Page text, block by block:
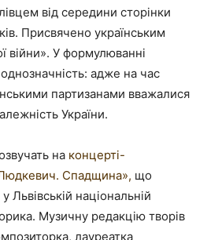
від середини сторінки
Присвячено українським
війни». У формулюванні
адже на час
партизанами вважалися
України.
на концерті-
Спадщина», що
Львівській національній
Музичну редакцію творів
лауреатка